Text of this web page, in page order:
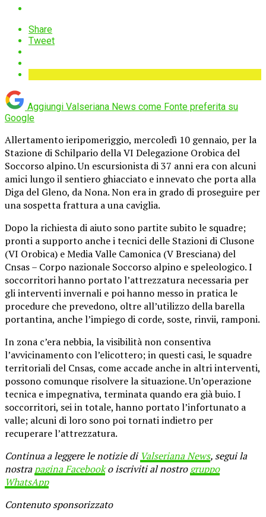
Share
Tweet
Aggiungi Valseriana News come Fonte preferita su
Google
Allertamento ieripomeriggio, mercoledì 10 gennaio, per la
Stazione di Schilpario della VI Delegazione Orobica del
Soccorso alpino. Un escursionista di 37 anni era con alcuni
amici lungo il sentiero ghiacciato e innevato che porta alla
Diga del Gleno, da Nona. Non era in grado di proseguire per
una sospetta frattura a una caviglia.
Dopo la richiesta di aiuto sono partite subito le squadre;
pronti a supporto anche i tecnici delle Stazioni di Clusone
(VI Orobica) e Media Valle Camonica (V Bresciana) del
Cnsas – Corpo nazionale Soccorso alpino e speleologico. I
soccorritori hanno portato l’attrezzatura necessaria per
gli interventi invernali e poi hanno messo in pratica le
procedure che prevedono, oltre all’utilizzo della barella
portantina, anche l’impiego di corde, soste, rinvii, ramponi.
In zona c’era nebbia, la visibilità non consentiva
l’avvicinamento con l’elicottero; in questi casi, le squadre
territoriali del Cnsas, come accade anche in altri interventi,
possono comunque risolvere la situazione. Un’operazione
tecnica e impegnativa, terminata quando era già buio. I
soccorritori, sei in totale, hanno portato l’infortunato a
valle; alcuni di loro sono poi tornati indietro per
recuperare l’attrezzatura.
Continua a leggere le notizie di Valseriana News, segui la
nostrapagina Facebooko iscriviti al nostrogruppo
WhatsApp
Contenuto sponsorizzato